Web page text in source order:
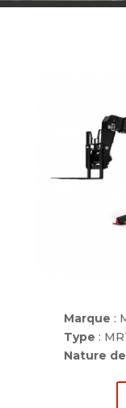
Marque :
Type :
Nature